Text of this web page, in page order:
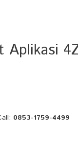
Aplikasi
0853-1759-4499